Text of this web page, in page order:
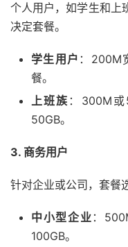
个人用户，如学生和上
决定套餐。
学生用户 ：200M
餐。
上班族 ：300M
50GB。
3. 商务用户
针对企业或公司，套餐
中小型企业 ：
100GB。